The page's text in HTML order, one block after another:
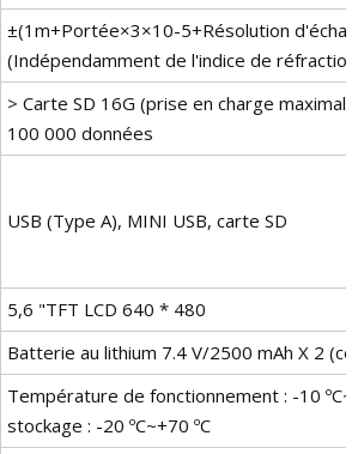
±(1m+Portée×3×10-5+Résolution
(Indépendamment de l'indice de réfraction)
> Carte SD 16G (prise en charge
100 000 données
USB (Type A), MINI USB, carte SD
5,6 "TFT LCD 640 * 480
Batterie au lithium 7.4 V/2500 mAh X 2
Température de fonctionnement : -10
stockage : -20 ºC~+70 ºC